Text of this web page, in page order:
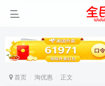
首页 淘优惠 正文